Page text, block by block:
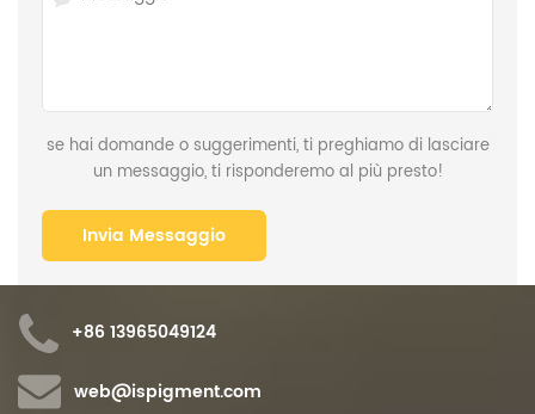
se hai domande o suggerimenti, ti preghiamo di lasciare
un messaggio, ti risponderemo al più presto!
+86 13965049124
web@ispigment.com